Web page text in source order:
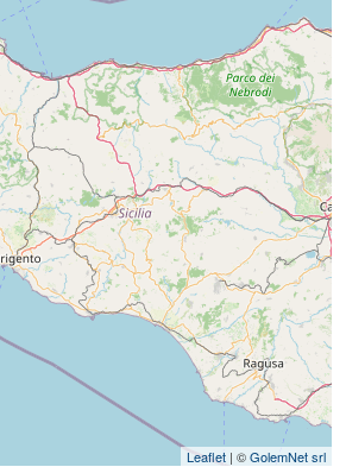
Leaflet | ©GolemNet srl